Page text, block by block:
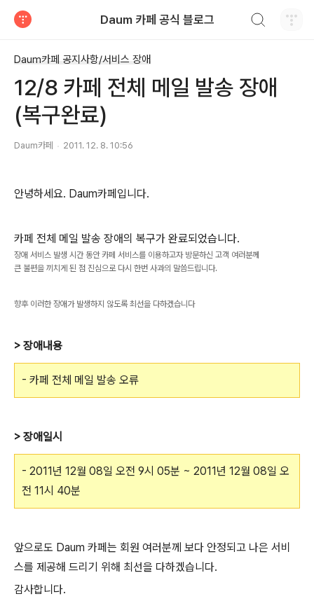
Daum 카페 공식 블로그
Daum카페 공지사항/서비스 장애
12/8 카페 전체 메일 발송 장애
(복구완료)
Daum카페 2011. 12. 8. 10:56
안녕하세요. Daum카페입니다.
카페 전체 메일 발송 장애의 복구가 완료되었습니다.
장애 서비스 발생 시간 동안 카페 서비스를 이용하고자 방문하신 고객 여러분께
큰 불편을 끼치게 된 점 진심으로 다시 한번 사과의 말씀드립니다.
향후 이러한 장애가 발생하지 않도록 최선을 다하겠습니다
> 장애내용
- 카페 전체 메일 발송 오류
> 장애일시
- 2011년 12월 08일 오전 9시 05분 ~ 2011년 12월 08일 오
전 11시 40분
앞으로도 Daum 카페는 회원 여러분께 보다 안정되고 나은 서비
스를 제공해 드리기 위해 최선을 다하겠습니다.
감사합니다.